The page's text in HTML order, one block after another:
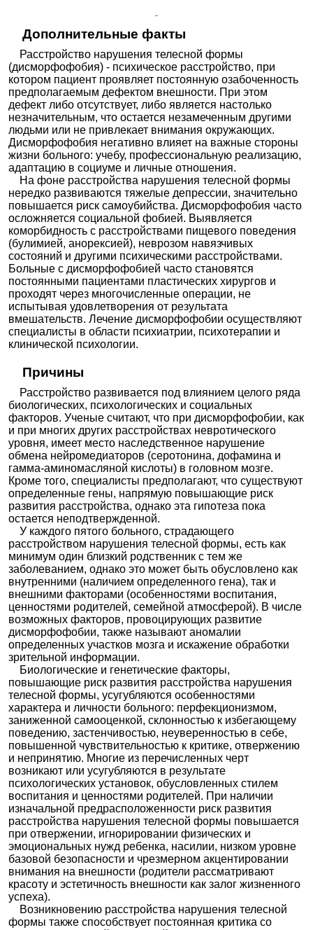
Дополнительные факты
Расстройство нарушения телесной формы
(дисморфофобия) - психическое расстройство, при
котором пациент проявляет постоянную озабоченность
предполагаемым дефектом внешности. При этом
дефект либо отсутствует, либо является настолько
незначительным, что остается незамеченным другими
людьми или не привлекает внимания окружающих.
Дисморфофобия негативно влияет на важные стороны
жизни больного: учебу, профессиональную реализацию,
адаптацию в социуме и личные отношения.
На фоне расстройства нарушения телесной формы
нередко развиваются тяжелые депрессии, значительно
повышается риск самоубийства. Дисморфофобия часто
осложняется социальной фобией. Выявляется
коморбидность с расстройствами пищевого поведения
(булимией, анорексией), неврозом навязчивых
состояний и другими психическими расстройствами.
Больные с дисморфофобией часто становятся
постоянными пациентами пластических хирургов и
проходят через многочисленные операции, не
испытывая удовлетворения от результата
вмешательств. Лечение дисморфофобии осуществляют
специалисты в области психиатрии, психотерапии и
клинической психологии.
Причины
Расстройство развивается под влиянием целого ряда
биологических, психологических и социальных
факторов. Ученые считают, что при дисморфофобии, как
и при многих других расстройствах невротического
уровня, имеет место наследственное нарушение
обмена нейромедиаторов (серотонина, дофамина и
гамма-аминомасляной кислоты) в головном мозге.
Кроме того, специалисты предполагают, что существуют
определенные гены, напрямую повышающие риск
развития расстройства, однако эта гипотеза пока
остается неподтвержденной.
У каждого пятого больного, страдающего
расстройством нарушения телесной формы, есть как
минимум один близкий родственник с тем же
заболеванием, однако это может быть обусловлено как
внутренними (наличием определенного гена), так и
внешними факторами (особенностями воспитания,
ценностями родителей, семейной атмосферой). В числе
возможных факторов, провоцирующих развитие
дисморфофобии, также называют аномалии
определенных участков мозга и искажение обработки
зрительной информации.
Биологические и генетические факторы,
повышающие риск развития расстройства нарушения
телесной формы, усугубляются особенностями
характера и личности больного: перфекционизмом,
заниженной самооценкой, склонностью к избегающему
поведению, застенчивостью, неуверенностью в себе,
повышенной чувствительностью к критике, отвержению
и непринятию. Многие из перечисленных черт
возникают или усугубляются в результате
психологических установок, обусловленных стилем
воспитания и ценностями родителей. При наличии
изначальной предрасположенности риск развития
расстройства нарушения телесной формы повышается
при отвержении, игнорировании физических и
эмоциональных нужд ребенка, насилии, низком уровне
базовой безопасности и чрезмерном акцентировании
внимания на внешности (родители рассматривают
красоту и эстетичность внешности как залог жизненного
успеха).
Возникновению расстройства нарушения телесной
формы также способствует постоянная критика со